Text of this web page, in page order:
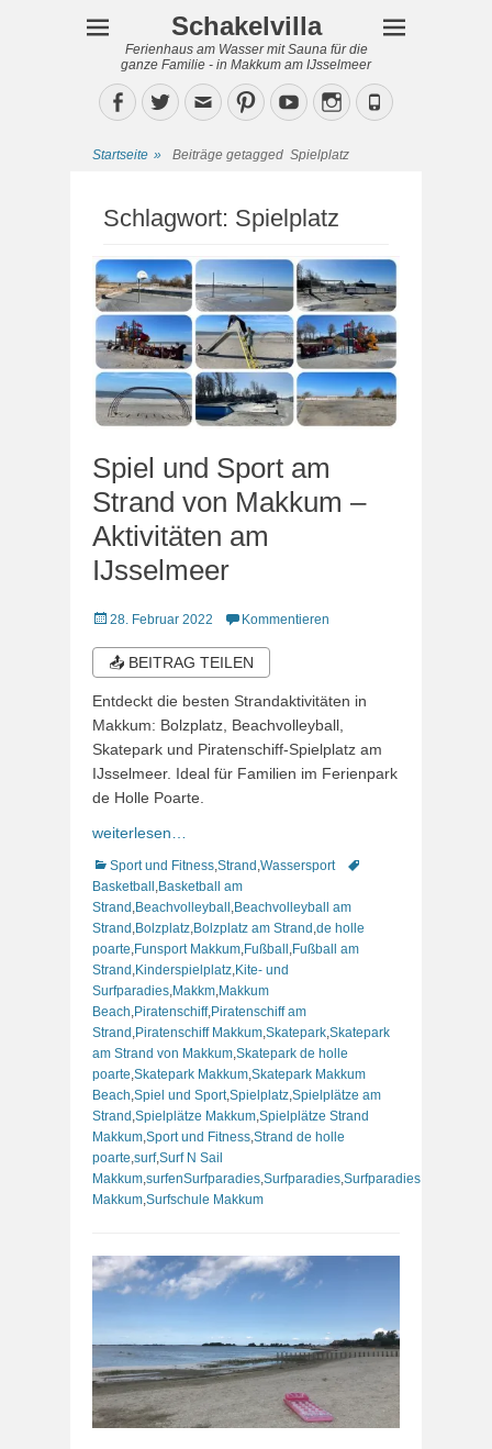
Schakelvilla
Ferienhaus am Wasser mit Sauna für die
ganze Familie - in Makkum am IJsselmeer
Facebook
TwitterEmailPinterestYouTubeInstagram
Phone
Startseite » Beiträge getagged Spielplatz
Schlagwort: Spielplatz
Spiel und Sport am
Strand von Makkum –
Aktivitäten am
IJsselmeer
Veröffentlicht
28. Februar 2022 Kommentieren
📤 BEITRAG TEILEN
Entdeckt die besten Strandaktivitäten in
Makkum: Bolzplatz, Beachvolleyball,
Skatepark und Piratenschiff-Spielplatz am
IJsselmeer. Ideal für Familien im Ferienpark
de Holle Poarte.
weiterlesen…
Kategorien
Sport und Fitness Strand Wassersport
Schlagworte
Basketball Basketball am
Strand Beachvolleyball Beachvolleyball am
Strand Bolzplatz Bolzplatz am Strand de holle
poarte Funsport Makkum Fußball Fußball am
Strand Kinderspielplatz Kite- und
Surfparadies Makkm Makkum
Beach Piratenschiff, Piratenschiff am
Strand Piratenschiff Makkum Skatepark Skatepark
am Strand von Makkum Skatepark de holle
poarte Skatepark Makkum Skatepark Makkum
Beach Spiel und Sport,Spielplatz Spielplätze am
Strand Spielplätze Makkum Spielplätze Strand
Makkum Sport und Fitness Strand de holle
poarte surf,Surf N Sail
Makkum surfenSurfparadies Surfparadies Surfparadies
Makkum Surfschule Makkum